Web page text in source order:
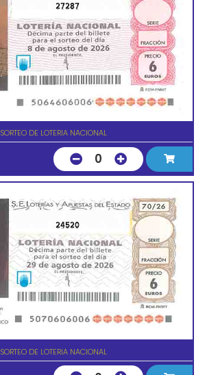
27287
SORTEO DE LOTERIA NACIONAL
0
24520
SORTEO DE LOTERIA NACIONAL